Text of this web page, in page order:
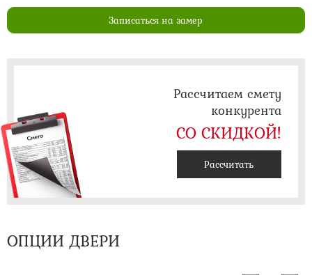
Записаться на замер
Рассчитаем смету
конкурента
СО СКИДКОЙ!
Рассчитать
ОПЦИИ ДВЕРИ